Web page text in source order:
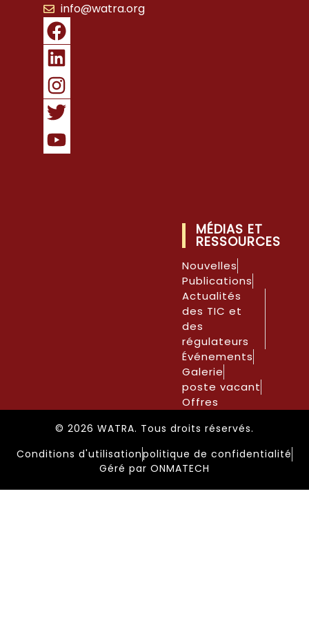
info@watra.org
MÉDIAS ET
RESSOURCES
Nouvelles
Publications
Actualités
des TIC et
des
régulateurs
Événements
Galerie
poste vacant
Offres
© 2026 WATRA. Tous droits réservés.
Conditions d'utilisationpolitique de confidentialité
Géré par ONMATECH